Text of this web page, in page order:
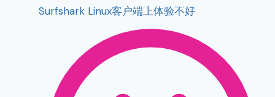
Surfshark Linux客户端上体验不好